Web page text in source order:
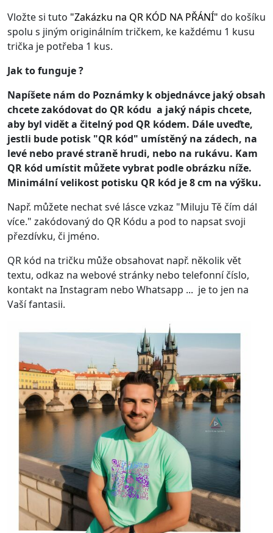
Vložte si tuto "Zakázku na QR KÓD NA PŘÁNÍ" do košíku
spolu s jiným originálním tričkem, ke každému 1 kusu
trička je potřeba 1 kus.
Jak to funguje ?
Napíšete nám do Poznámky k objednávce jaký obsah
chcete zakódovat do QR kódu a jaký nápis chcete,
aby byl vidět a čitelný pod QR kódem. Dále uveďte,
jestli bude potisk "QR kód" umístěný na zádech, na
levé nebo pravé straně hrudi, nebo na rukávu. Kam
QR kód umístit můžete vybrat podle obrázku níže.
Minimální velikost potisku QR kód je 8 cm na výšku.
Např. můžete nechat své lásce vzkaz "Miluju Tě čím dál
více." zakódovaný do QR Kódu a pod to napsat svoji
přezdívku, či jméno.
QR kód na tričku může obsahovat např. několik vět
textu, odkaz na webové stránky nebo telefonní číslo,
kontakt na Instagram nebo Whatsapp ... je to jen na
Vaší fantasii.